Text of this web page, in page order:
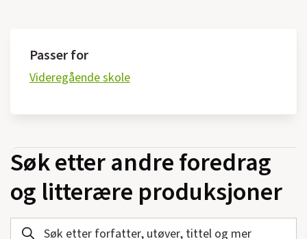
Passer for
Videregående skole
Søk etter andre foredrag
og litterære produksjoner